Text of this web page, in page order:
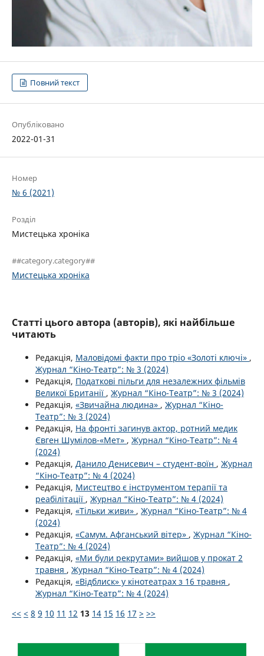
Повний текст
Опубліковано
2022-01-31
Номер
№ 6 (2021)
Розділ
Мистецька хроніка
##category.category##
Мистецька хроніка
Статті цього автора (авторів), які найбільше
читають
Редакція, Маловідомі факти про тріо «Золоті ключі» ,
Журнал “Кіно-Театр”: № 3 (2024)
Редакція, Податкові пільги для незалежних фільмів
Великої Британії , Журнал “Кіно-Театр”: № 3 (2024)
Редакція, «Звичайна людина» , Журнал “Кіно-
Театр”: № 3 (2024)
Редакція, На фронті загинув актор, ротний медик
Євген Шумілов-«Мет» , Журнал “Кіно-Театр”: № 4
(2024)
Редакція, Данило Денисевич – студент-воїн , Журнал
“Кіно-Театр”: № 4 (2024)
Редакція, Мистецтво є інструментом терапії та
реабілітації , Журнал “Кіно-Театр”: № 4 (2024)
Редакція, «Тільки живи» , Журнал “Кіно-Театр”: № 4
(2024)
Редакція, «Самум. Афганський вітер» , Журнал “Кіно-
Театр”: № 4 (2024)
Редакція, «Ми були рекрутами» вийшов у прокат 2
травня , Журнал “Кіно-Театр”: № 4 (2024)
Редакція, «Відблиск» у кінотеатрах з 16 травня ,
Журнал “Кіно-Театр”: № 4 (2024)
<< < 8 9 10 11 12 13 14 15 16 17 > >>